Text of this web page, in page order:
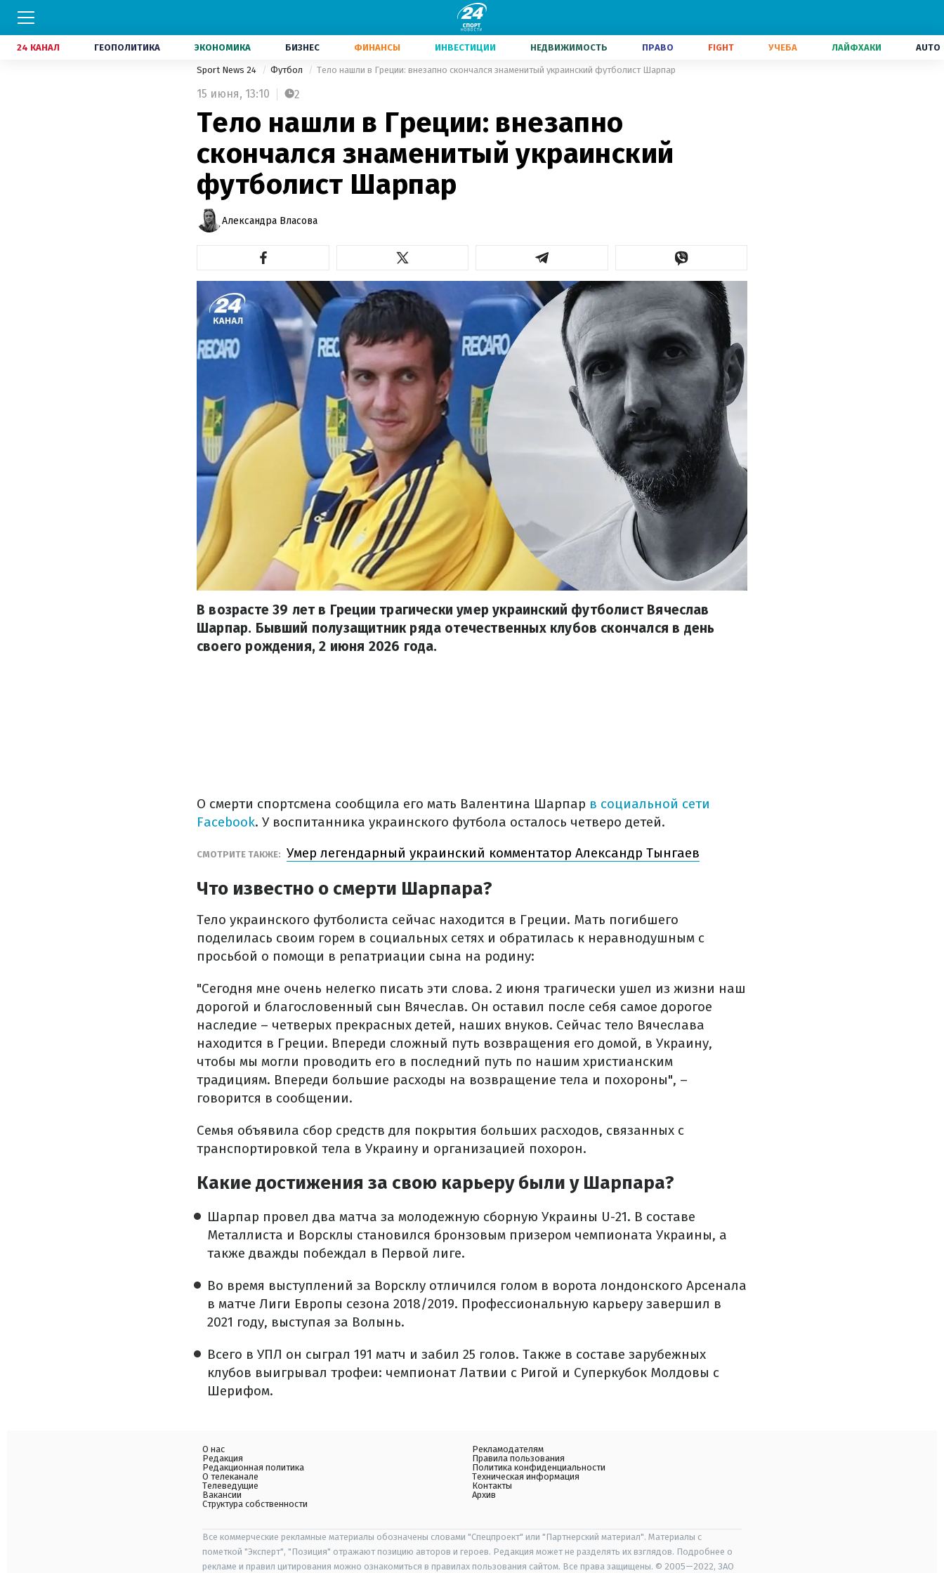
24 КАНАЛ ГЕОПОЛИТИКА ЭКОНОМИКА БИЗНЕС ФИНАНСЫ ИНВЕСТИЦИИ НЕДВИЖИМОСТЬ ПРАВО FIGHT УЧЕБА ЛАЙФХАКИ AUTO
Sport News 24 Футбол Тело нашли в Греции: внезапно скончался знаменитый украинский футболист Шарпар
15 июня, 13:10 2
Тело нашли в Греции: внезапно
скончался знаменитый украинский
футболист Шарпар
Александра Власова
В возрасте 39 лет в Греции трагически умер украинский футболист Вячеслав
Шарпар. Бывший полузащитник ряда отечественных клубов скончался в день
своего рождения, 2 июня 2026 года.
О смерти спортсмена сообщила его мать Валентина Шарпар в социальной сети
Facebook. У воспитанника украинского футбола осталось четверо детей.
СМОТРИТЕ ТАКЖЕ: Умер легендарный украинский комментатор Александр Тынгаев
Что известно о смерти Шарпара?
Тело украинского футболиста сейчас находится в Греции. Мать погибшего
поделилась своим горем в социальных сетях и обратилась к неравнодушным с
просьбой о помощи в репатриации сына на родину:
"Сегодня мне очень нелегко писать эти слова. 2 июня трагически ушел из жизни наш
дорогой и благословенный сын Вячеслав. Он оставил после себя самое дорогое
наследие – четверых прекрасных детей, наших внуков. Сейчас тело Вячеслава
находится в Греции. Впереди сложный путь возвращения его домой, в Украину,
чтобы мы могли проводить его в последний путь по нашим христианским
традициям. Впереди большие расходы на возвращение тела и похороны", –
говорится в сообщении.
Семья объявила сбор средств для покрытия больших расходов, связанных с
транспортировкой тела в Украину и организацией похорон.
Какие достижения за свою карьеру были у Шарпара?
Шарпар провел два матча за молодежную сборную Украины U-21. В составе
Металлиста и Ворсклы становился бронзовым призером чемпионата Украины, а
также дважды побеждал в Первой лиге.
Во время выступлений за Ворсклу отличился голом в ворота лондонского Арсенала
в матче Лиги Европы сезона 2018/2019. Профессиональную карьеру завершил в
2021 году, выступая за Волынь.
Всего в УПЛ он сыграл 191 матч и забил 25 голов. Также в составе зарубежных
клубов выигрывал трофеи: чемпионат Латвии с Ригой и Суперкубок Молдовы с
Шерифом.
О нас
Редакция
Редакционная политика
О телеканале
Телеведущие
Вакансии
Структура собственности
Рекламодателям
Правила пользования
Политика конфиденциальности
Техническая информация
Контакты
Архив
Все коммерческие рекламные материалы обозначены словами "Спецпроект" или "Партнерский материал". Материалы с
пометкой "Эксперт", "Позиция" отражают позицию авторов и героев. Редакция может не разделять их взглядов. Подробнее о
рекламе и правил цитирования можно ознакомиться в правилах пользования сайтом. Все права защищены. © 2005—2022, ЗАО